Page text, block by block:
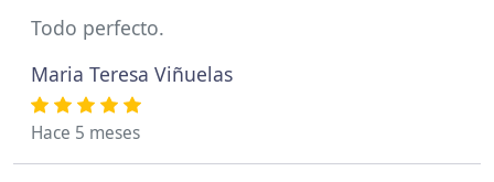
Todo perfecto.
Maria Teresa Viñuelas
Hace 5 meses